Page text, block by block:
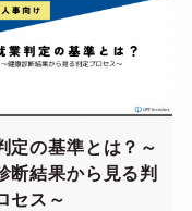
定の基準とは？～
断結果から見る判
セス～